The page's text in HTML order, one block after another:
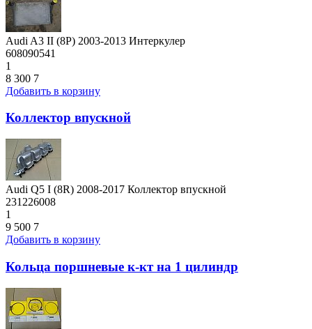
Audi A3 II (8P) 2003-2013 Интеркулер
608090541
1
8 300 7
Добавить в корзину
Коллектор впускной
Audi Q5 I (8R) 2008-2017 Коллектор впускной
231226008
1
9 500 7
Добавить в корзину
Кольца поршневые к-кт на 1 цилиндр